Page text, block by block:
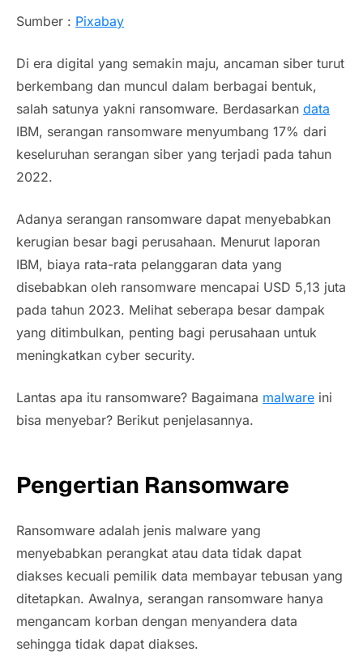
Sumber : Pixabay
Di era digital yang semakin maju, ancaman siber turut
berkembang dan muncul dalam berbagai bentuk,
salah satunya yakni ransomware. Berdasarkan data
IBM, serangan ransomware menyumbang 17% dari
keseluruhan serangan siber yang terjadi pada tahun
2022.
Adanya serangan ransomware dapat menyebabkan
kerugian besar bagi perusahaan. Menurut laporan
IBM, biaya rata-rata pelanggaran data yang
disebabkan oleh ransomware mencapai USD 5,13 juta
pada tahun 2023. Melihat seberapa besar dampak
yang ditimbulkan, penting bagi perusahaan untuk
meningkatkan cyber security.
Lantas apa itu ransomware? Bagaimana malware ini
bisa menyebar? Berikut penjelasannya.
Pengertian Ransomware
Ransomware adalah jenis malware yang
menyebabkan perangkat atau data tidak dapat
diakses kecuali pemilik data membayar tebusan yang
ditetapkan. Awalnya, serangan ransomware hanya
mengancam korban dengan menyandera data
sehingga tidak dapat diakses.